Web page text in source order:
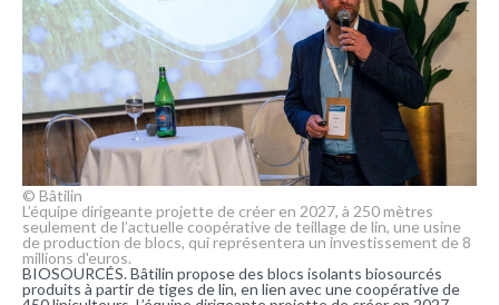
© Bâtilin
L’équipe dirigeante projette de créer en 2027, à 250 mètres
seulement de l’actuelle coopérative de teillage de lin, une usine
de production de blocs, qui représentera un investissement de 8
millions d'euros.
BIOSOURCÉS. Bâtilin propose des blocs isolants biosourcés
produits à partir de tiges de lin, en lien avec une coopérative de